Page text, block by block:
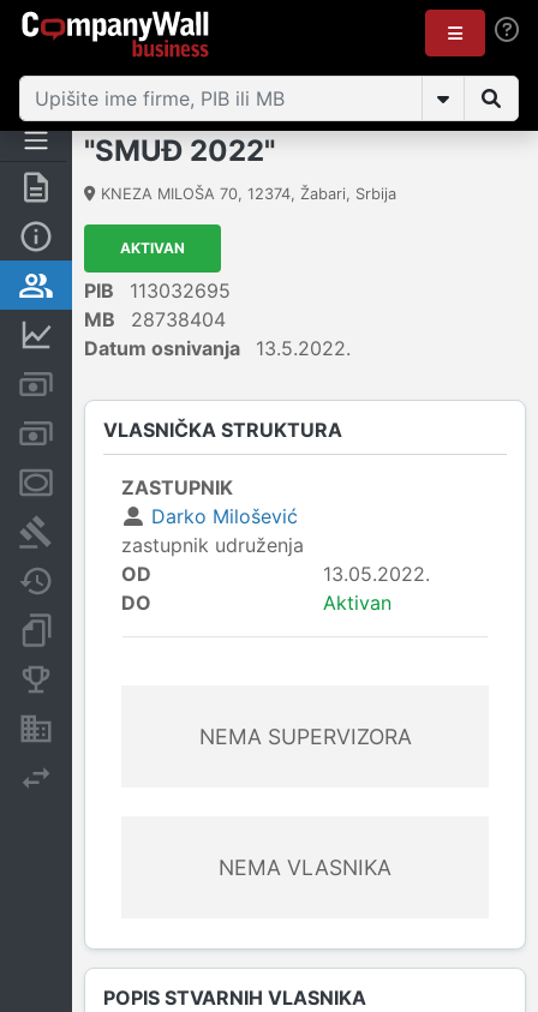
Rezime
Vlasnička struktura
Računi i blokade
Menice i zaloge
Sudski sporovi
Javne nabavke
Nekretnine i imovina
"SMUĐ 2022"
KNEZA MILOŠA 70, 12374, Žabari, Srbija
AKTIVAN
PIB
113032695
MB
28738404
Datum osnivanja
13.5.2022.
VLASNIČKA STRUKTURA
ZASTUPNIK
Darko Milošević
zastupnik udruženja
OD
13.05.2022.
DO
Aktivan
NEMA SUPERVIZORA
NEMA VLASNIKA
POPIS STVARNIH VLASNIKA